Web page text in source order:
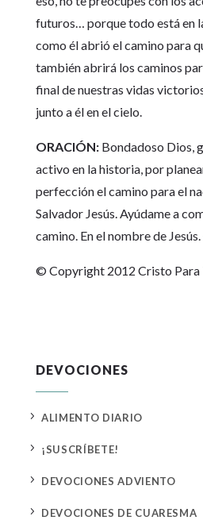
futuros… porque todo está en
como él abrió el camino para
también abrirá los caminos
final de nuestras vidas
junto a él en el cielo.
ORACIÓN:Bondadoso Dios,
activo en la historia, por
perfección el camino para el
Salvador Jesús. Ayúdame a
camino. En el nombre de
© Copyright 2012 Cristo Para
DEVOCIONES
5 ALIMENTO DIARIO
5 ¡SUSCRÍBETE!
5 DEVOCIONES ADVIENTO
5 DEVOCIONES DE CUARESMA